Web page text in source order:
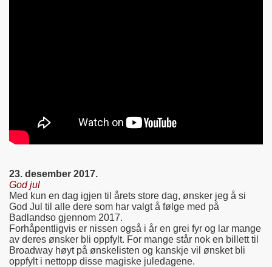
23. desember 2017.
God jul
Med kun en dag igjen til årets store dag, ønsker jeg å si
God Jul til alle dere som har valgt å følge med på
Badlandso gjennom 2017.
Forhåpentligvis er nissen også i år en grei fyr og lar mange
av deres ønsker bli oppfylt. For mange står nok en billett til
Broadway høyt på ønskelisten og kanskje vil ønsket bli
oppfylt i nettopp disse magiske juledagene.